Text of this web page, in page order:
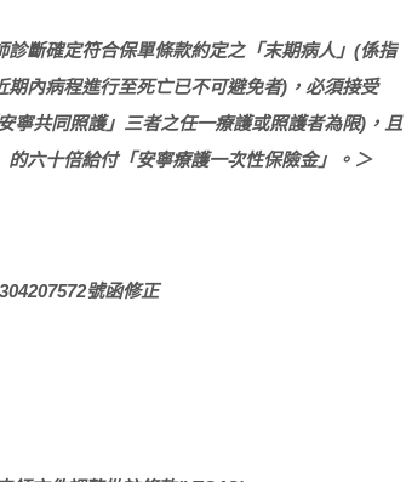
斷確定符合保單條款約定之「末期病人」(係指
內病程進行至死亡已不可避免者) ，必須接受
寧共同照護」三者之任一療護或照護者為限) ，且
六十倍給付「安寧療護一次性保險金」。＞
號函修正